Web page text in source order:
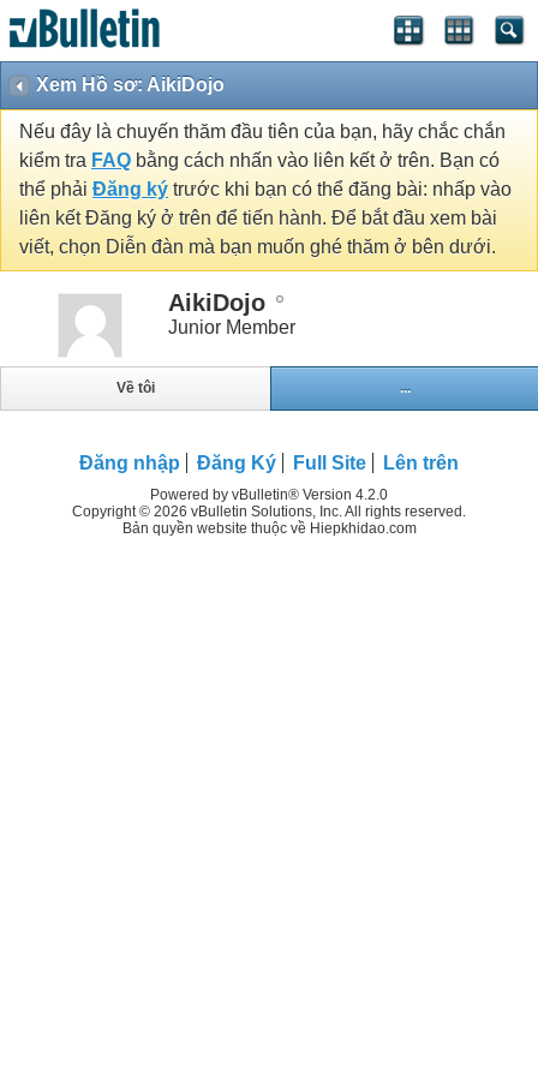
Xem Hồ sơ: AikiDojo
Nếu đây là chuyến thăm đầu tiên của bạn, hãy chắc chắn
kiểm tra FAQ bằng cách nhấn vào liên kết ở trên. Bạn có
thể phải Đăng ký trước khi bạn có thể đăng bài: nhấp vào
liên kết Đăng ký ở trên để tiến hành. Để bắt đầu xem bài
viết, chọn Diễn đàn mà bạn muốn ghé thăm ở bên dưới.
AikiDojo
Junior Member
Về tôi ...
Đăng nhập Đăng Ký Full Site Lên trên
Powered by vBulletin® Version 4.2.0
Copyright © 2026 vBulletin Solutions, Inc. All rights reserved.
Bản quyền website thuộc về Hiepkhidao.com